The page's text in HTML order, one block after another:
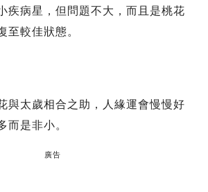
疾病星，但問題不大，而且是桃花
至較佳狀態。
與太歲相合之助，人緣運會慢慢好
而是非小。
廣告